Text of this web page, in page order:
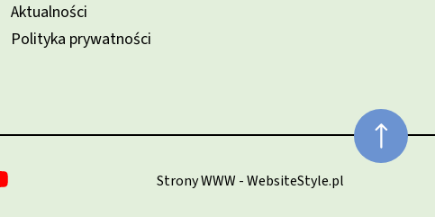
Aktualności
Polityka prywatności
Strony WWW - WebsiteStyle.pl